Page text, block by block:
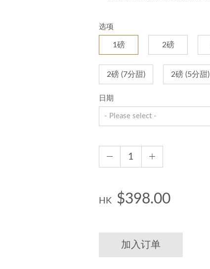
选项
1磅 2磅
2磅 (7分甜) 2磅 (5分甜)
日期
HK $398.00
加入订单